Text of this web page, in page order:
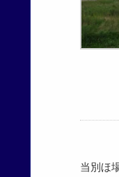
当別ほ